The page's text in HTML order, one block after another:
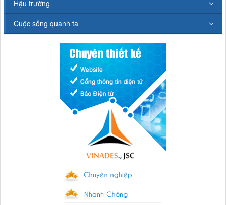
Hậu trường
Cuộc sống quanh ta